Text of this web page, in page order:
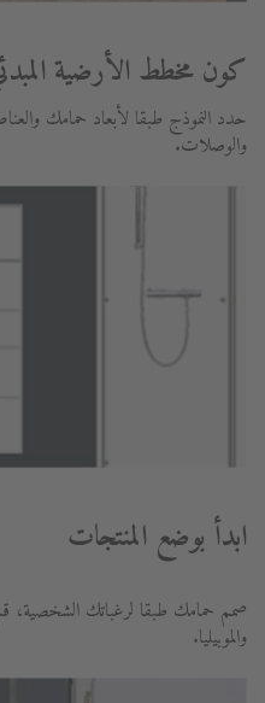
كون مخطط الأرضية
حدد النموذج طبقا لأبعاد حمامك
والوصلات.
ابدأ بوضع المنتجات
صمم حمامك طبقا لرغباتك الشخصية،
والموبيليا.